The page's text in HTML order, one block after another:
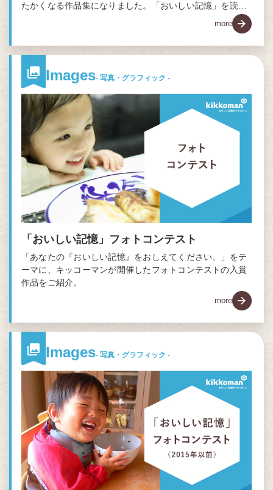
たかくなる作品集になりました。「おいしい記憶」を読ん
で、遊んで、大人も子どもも一緒に楽しめる「かるた」で
more
Images- 写真・グラフィック -
「おいしい記憶」フォトコンテスト
「あなたの『おいしい記憶』をおしえてください。」をテ
ーマに、キッコーマンが開催したフォトコンテストの入賞
作品をご紹介。
more
Images- 写真・グラフィック -